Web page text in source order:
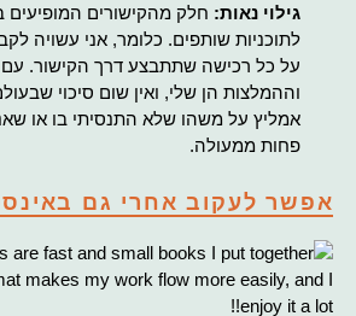
גילוי נאות: חלק מהקישורים המופיעים
לתוכניות שותפים. כלומר, אני עשויה
על כל רכישה שתתבצע דרך הקישור.
וההמלצות הן שלי, ואין שום סיכוי
אמליץ על משהו שלא התנסיתי בו או
פחות ממעולה.
אפשר לעקוב אחרי גם